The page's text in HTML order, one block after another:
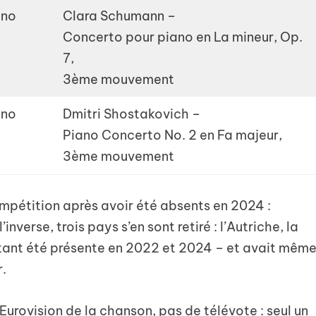
Clara Schumann –
Concerto pour piano en La mineur, Op.
7,
3ème mouvement
Dmitri Shostakovich –
Piano Concerto No. 2 en Fa majeur,
3ème mouvement
après avoir été absents en 2024 :
trois pays s’en sont retiré : l’Autriche, la
été présente en 2022 et 2024 – et avait
de la chanson, pas de télévote : seul un